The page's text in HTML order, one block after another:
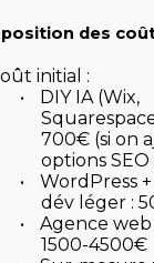
des
initial :
•
DIY IA (Wix,
700€ (si on
options
•
WordPress
dév léger :
•
Agence web
1500-4500€